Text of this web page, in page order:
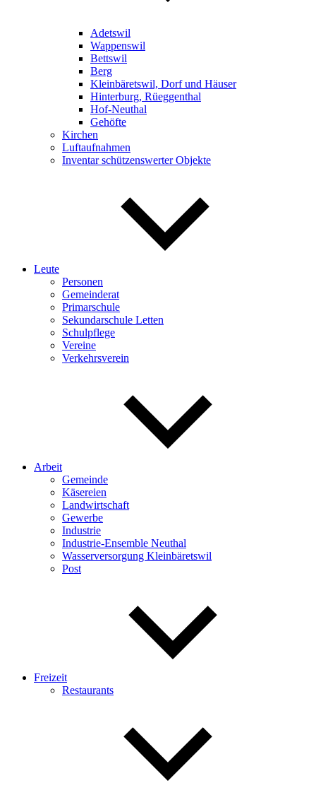
Adetswil
Wappenswil
Bettswil
Berg
Kleinbäretswil, Dorf und Häuser
Hinterburg, Rüeggenthal
Hof-Neuthal
Gehöfte
Kirchen
Luftaufnahmen
Inventar schützenswerter Objekte
Leute
Personen
Gemeinderat
Primarschule
Sekundarschule Letten
Schulpflege
Vereine
Verkehrsverein
Arbeit
Gemeinde
Käsereien
Landwirtschaft
Gewerbe
Industrie
Industrie-Ensemble Neuthal
Wasserversorgung Kleinbäretswil
Post
Freizeit
Restaurants